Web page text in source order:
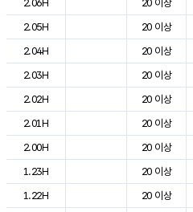
2.06H
20 이상
2.05H
20 이상
2.04H
20 이상
2.03H
20 이상
2.02H
20 이상
2.01H
20 이상
2.00H
20 이상
1.23H
20 이상
1.22H
20 이상